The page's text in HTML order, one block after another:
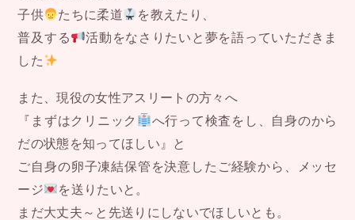
子供
たちに柔道
を教えたり、
普及する
活動をなさりたいと夢を語っていただきま
した
また、現役の女性アスリートの方々へ
『まずはクリニック
へ行って検査をし、自身のから
だの状態を知ってほしい』と
ご自身の卵子凍結保管を決意したご経験から、メッセ
ージ
を送りたいと。
まだ大丈夫～と先送りにしないでほしいとも。